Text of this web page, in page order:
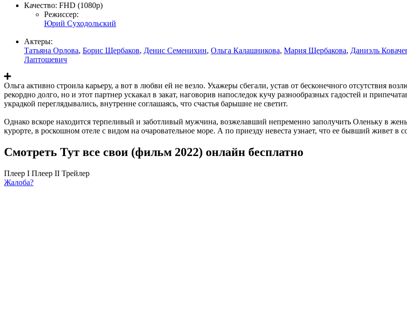
Качество: FHD (1080p)
Режиссер:
Юрий Суходольский
Актеры:
Татьяна Орлова, Борис Щербаков, Денис Семенихин, Ольга Калашникова, Мария Щербакова, Даниэль
Лаптошевич
Ольга активно строила карьеру, а вот в любви ей не везло. Ухажеры сбегали, устав от бесконечного отсутствия
рекордно долго, но и этот партнер ускакал в закат, наговорив напоследок кучу разнообразных гадостей и
украдкой переглядывались, внутренне соглашаясь, что счастья барышне не светит.
Однако вскоре находится терпеливый и заботливый мужчина, возжелавший непременно заполучить Оленьку в
курорте, в роскошном отеле с видом на очаровательное море. А по приезду невеста узнает, что ее бывший живет
Смотреть Тут все свои (фильм 2022) онлайн бесплатно
Плеер I Плеер II Трейлер
Жалоба?